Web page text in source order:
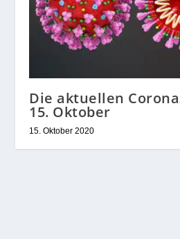
Die aktuellen
15. Oktober
15. Oktober 2020